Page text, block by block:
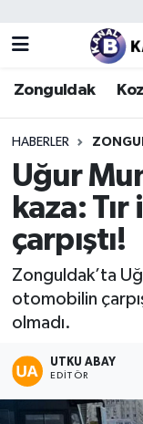
Zonguldak
HABERLER
Uğur
kaza:
çarpıştı!
Zonguldak’ta
otomobilin
olmadı.
UTKU ABAY
EDITÖR
Zonguldak
Kozlu
Ereğli
Çaycuma
Alaplı
Devrek
Zonguldak
Zonguldak
Zonguldak
Puan
Tüm
Son Dakika